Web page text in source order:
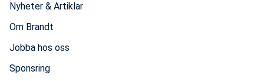
Nyheter & Artiklar
Om Brandt
Jobba hos oss
Sponsring